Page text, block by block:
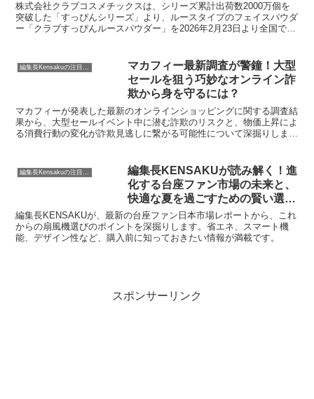
株式会社クラブコスメチックスは、シリーズ累計出荷数2000万個を
突破した「すっぴんシリーズ」より、ルースタイプのフェイスパウダ
ー「クラブすっぴんルースパウダー」を2026年2月23日より全国で発
編集長Kensakuの注目ネタ
マカフィー最新調査が警鐘！大型
セールを狙う巧妙なオンライン詐
欺から身を守るには？
マカフィーが発表した最新のオンラインショッピングに関する調査結
果から、大型セールイベント中に潜む詐欺のリスクと、物価上昇によ
る消費行動の変化が詐欺見逃しに繋がる可能性について深掘りしま
編集長KENSAKUが読み解く！進
化する台座ファン市場の未来と、
快適な夏を過ごすための賢い選び
方
編集長KENSAKUが、最新の台座ファン日本市場レポートから、これ
からの扇風機選びのポイントを深掘りします。省エネ、スマート機
能、デザイン性など、購入前に知っておきたい情報が満載です。
スポンサーリンク